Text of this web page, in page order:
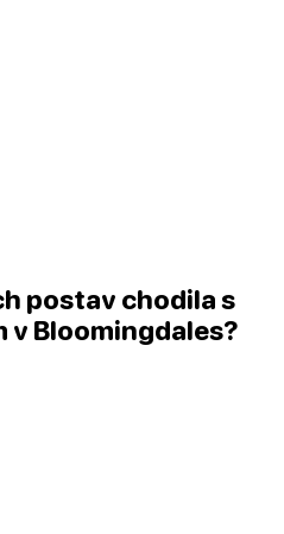
postav chodila s
v Bloomingdales?